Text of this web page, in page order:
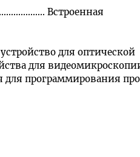
Встроенная
для оптической
для
программирования